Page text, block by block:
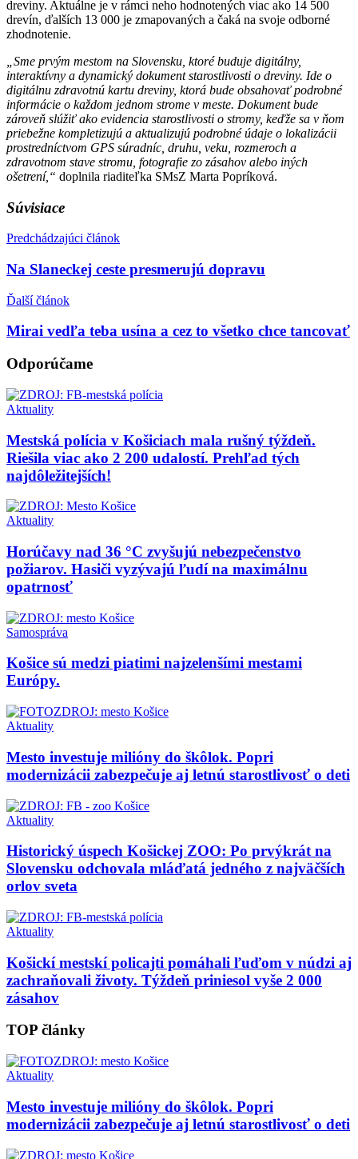
dreviny. Aktuálne je v rámci neho hodnotených viac ako 14 500
drevín, ďalších 13 000 je zmapovaných a čaká na svoje odborné
zhodnotenie.
„Sme prvým mestom na Slovensku, ktoré buduje digitálny,
interaktívny a dynamický dokument starostlivosti o dreviny. Ide o
digitálnu zdravotnú kartu dreviny, ktorá bude obsahovať podrobné
informácie o každom jednom strome v meste. Dokument bude
zároveň slúžiť ako evidencia starostlivosti o stromy, keďže sa v ňom
priebežne kompletizujú a aktualizujú podrobné údaje o lokalizácii
prostredníctvom GPS súradníc, druhu, veku, rozmeroch a
zdravotnom stave stromu, fotografie zo zásahov alebo iných
ošetrení, “ doplnila riaditeľka SMsZ Marta Popríková.
Súvisiace
Predchádzajúci článok
Na Slaneckej ceste presmerujú dopravu
Ďalší článok
Mirai vedľa teba usína a cez to všetko chce tancovať
Odporúčame
Aktuality
Mestská polícia v Košiciach mala rušný týždeň.
Riešila viac ako 2 200 udalostí. Prehľad tých
najdôležitejších!
Aktuality
Horúčavy nad 36 °C zvyšujú nebezpečenstvo
požiarov. Hasiči vyzývajú ľudí na maximálnu
opatrnosť
Samospráva
Košice sú medzi piatimi najzelenšími mestami
Európy.
Aktuality
Mesto investuje milióny do škôlok. Popri
modernizácii zabezpečuje aj letnú starostlivosť o deti
Aktuality
Historický úspech Košickej ZOO: Po prvýkrát na
Slovensku odchovala mláďatá jedného z najväčších
orlov sveta
Aktuality
Košickí mestskí policajti pomáhali ľuďom v núdzi aj
zachraňovali životy. Týždeň priniesol vyše 2 000
zásahov
TOP články
Aktuality
Mesto investuje milióny do škôlok. Popri
modernizácii zabezpečuje aj letnú starostlivosť o deti